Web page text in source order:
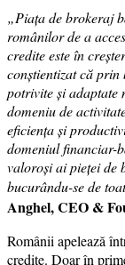
„Piaţa de brokeraj
românilor de a
credite este în
conștientizat că
potrivite și adaptate
domeniu de
eficiența și
domeniul financiar-
valoroși ai pieței de
bucurându-se de
Anghel, CEO &
Românii apelează
credite. Doar în